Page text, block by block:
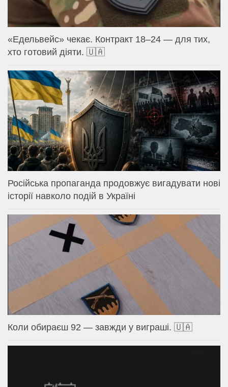
«Едельвейс» чекає. Контракт 18–24 — для тих,
хто готовий діяти. 🇺🇦
Російська пропаганда продовжує вигадувати нові
історії навколо подій в Україні
Коли обираєш 92 — завжди у виграші. 🇺🇦